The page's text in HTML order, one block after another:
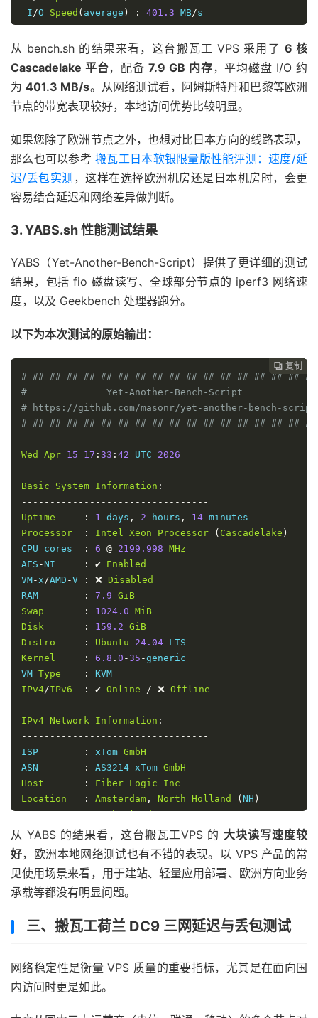
I/O Speed ( average ) : 401.3 MB/
Node Name Upload Speed Download Speed
net 8510.12 6498.77
Paris, FR 7255.90 Mbps 7310.41 Mbps
Amsterdam, NL 7011.43 Mbps 8821.50 Mbps
Hong
Kong, CN 91.88 Mbps 2805.32
Finished
in : 2 min 58 sec
从 bench.sh 的结果来看，这台搬瓦工 VPS 采用了 6 核
Cascadelake 平台，配备7.9 GB 内存，平均磁盘 I/O 约
为401.3 MB/s。从网络测试看，阿姆斯特丹和巴黎等欧洲
节点的带宽表现较好，本地访问优势比较明显。
如果您除了欧洲节点之外，也想对比日本方向的线路表现，
那么也可以参考搬瓦工日本软银限量版性能评测：速度/延
迟/丢包实测 ，这样在选择欧洲机房还是日本机房时，会更
容易结合延迟和网络差异做判断。
3. YABS.sh 性能测试结果
YABS（Yet-Another-Bench-Script）提供了更详细的测试
结果，包括 fio 磁盘读写、全球部分节点的 iperf3 网络速
度，以及 Geekbench 处理器跑分。
以下为本次测试的原始输出：
 复制
 复制
 复制
 复制
 复制
 复制
# ## ## ## ## ## ## ## ## ## ## ## ## ## ## ## ##
#              Yet-Another-Bench-Script
# https://github.com/masonr/yet-another-bench-
# ## ## ## ## ## ## ## ## ## ## ## ## ## ## ## ##
Wed Apr 15 17 : 33 : 42 UTC 2026
Basic System Information :
---------------------------------
Uptime
: 1 days , 2 hours , 14
Processor
: Intel Xeon Processor ( Cascadelake )
CPU cores
: 6 @ 2199.998 MHz
AES -NI : ✔ Enabled
VM-x/AMD -V : ❌ Disabled
RAM
: 7.9 GiB
Swap
: 1024.0 MiB
Disk
: 159.2 GiB
Distro
: Ubuntu 24.04
Kernel
: 6.8 . 0 -35 -generic
VM Type :
IPv4/IPv6 : ✔ Online / ❌ Offline
IPv4 Network Information :
---------------------------------
ISP
: xTom GmbH
ASN
: AS3214 xTom GmbH
Host
: Fiber Logic
Inc
Location
: Amsterdam , North Holland ( NH )
Country
: Netherlands
fio Disk Speed Tests ( Mixed R / Partition
---------------------------------
Block
Size | 4k (IOPS) | 64k (
------
| ---
Write
| 28.20 MB/s ( 7.0k) | 452.80 MB /s
Block Size | 512k (IOPS) | 1m (
------
| ---
从 YABS 的结果看，这台搬瓦工VPS 的 大块读写速度较
好，欧洲本地网络测试也有不错的表现。以 VPS 产品的常
见使用场景来看，用于建站、轻量应用部署、欧洲方向业务
承载等都没有明显问题。
三、搬瓦工荷兰 DC9 三网延迟与丢包测试
网络稳定性是衡量 VPS 质量的重要指标，尤其是在面向国
内访问时更是如此。